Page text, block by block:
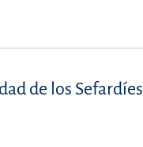
de los Sefardíes